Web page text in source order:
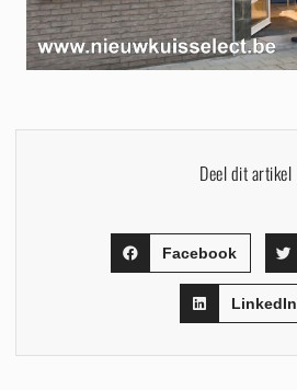
Deel dit artikel
Facebook
LinkedIn